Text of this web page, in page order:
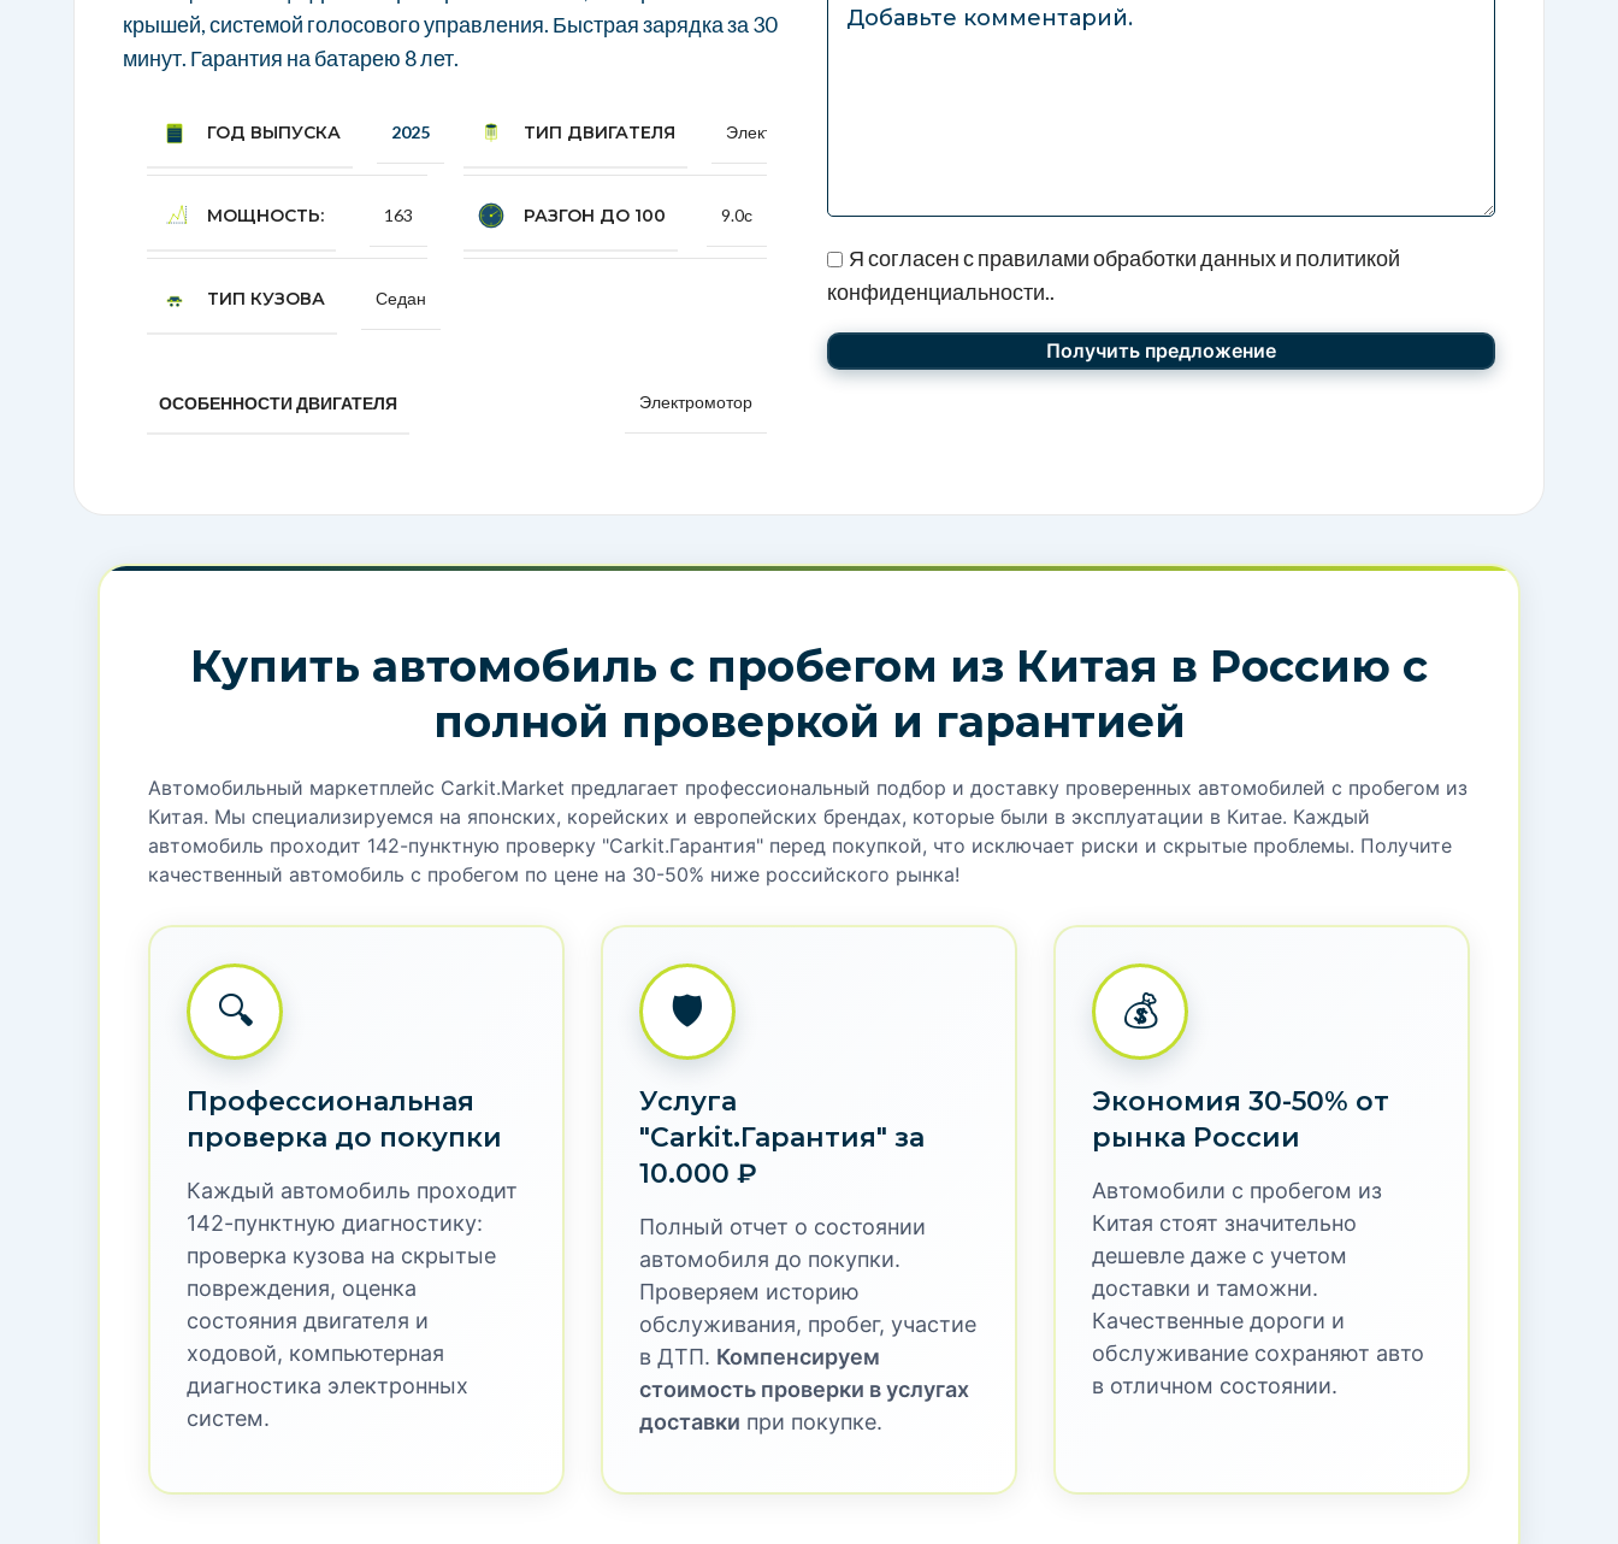
(запас хода 550 км). Мощность 204 л.с., разгон до 100 км/ч за 7.5 сек.
Оснащен: 12.3″ цифровой приборной панелью, панорамной
крышей, системой голосового управления. Быстрая зарядка за 30
ГОД ВЫПУСКА 2025 ТИП ДВИГАТЕЛЯ Электрический
ТИП КУЗОВА
ОСОБЕННОСТИ ДВИГАТЕЛЯ Электромотор
Я согласен с правилами обработки данных и политикой
Купить автомобиль с пробегом из Китая в Россию с
полной проверкой и гарантией
Автомобильный маркетплейс Carkit.Market предлагает профессиональный подбор и доставку проверенных автомобилей с пробегом из